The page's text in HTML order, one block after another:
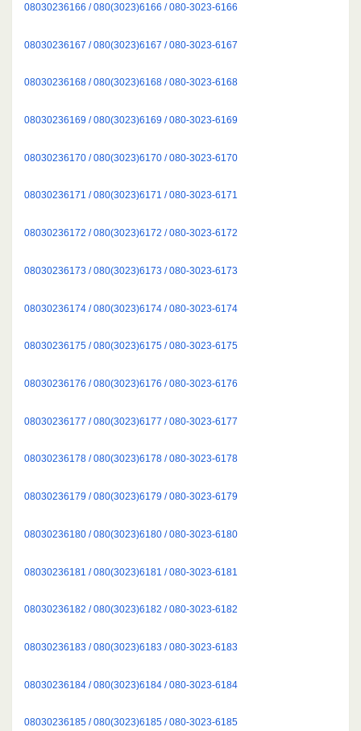
08030236166 / 080(3023)6166 / 080-3023-6166
08030236167 / 080(3023)6167 / 080-3023-6167
08030236168 / 080(3023)6168 / 080-3023-6168
08030236169 / 080(3023)6169 / 080-3023-6169
08030236170 / 080(3023)6170 / 080-3023-6170
08030236171 / 080(3023)6171 / 080-3023-6171
08030236172 / 080(3023)6172 / 080-3023-6172
08030236173 / 080(3023)6173 / 080-3023-6173
08030236174 / 080(3023)6174 / 080-3023-6174
08030236175 / 080(3023)6175 / 080-3023-6175
08030236176 / 080(3023)6176 / 080-3023-6176
08030236177 / 080(3023)6177 / 080-3023-6177
08030236178 / 080(3023)6178 / 080-3023-6178
08030236179 / 080(3023)6179 / 080-3023-6179
08030236180 / 080(3023)6180 / 080-3023-6180
08030236181 / 080(3023)6181 / 080-3023-6181
08030236182 / 080(3023)6182 / 080-3023-6182
08030236183 / 080(3023)6183 / 080-3023-6183
08030236184 / 080(3023)6184 / 080-3023-6184
08030236185 / 080(3023)6185 / 080-3023-6185